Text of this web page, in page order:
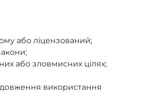
або ліцензований;
або зловмисних цілях;
використання